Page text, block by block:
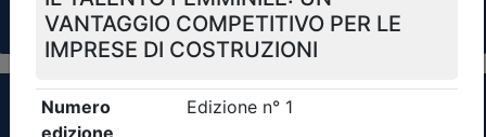
Collegi Professionali
Clicca qui - espandi la sezione dei filtri ricerca
eventi